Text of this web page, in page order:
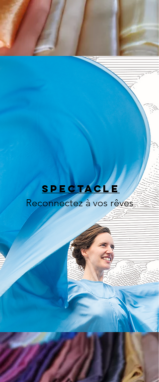
spectaclE
Reconnectez à vos rêves